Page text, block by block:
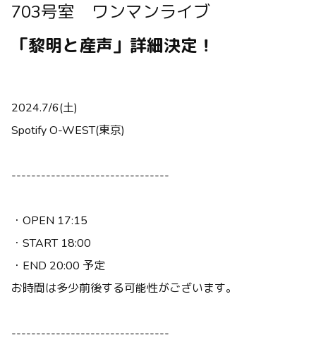
703号室 ワンマンライブ
「黎明と産声」詳細決定！
2024.7/6(土)
Spotify O-WEST(東京)
--------------------------------
・OPEN 17:15
・START 18:00
・END 20:00 予定
お時間は多少前後する可能性がございます。
--------------------------------